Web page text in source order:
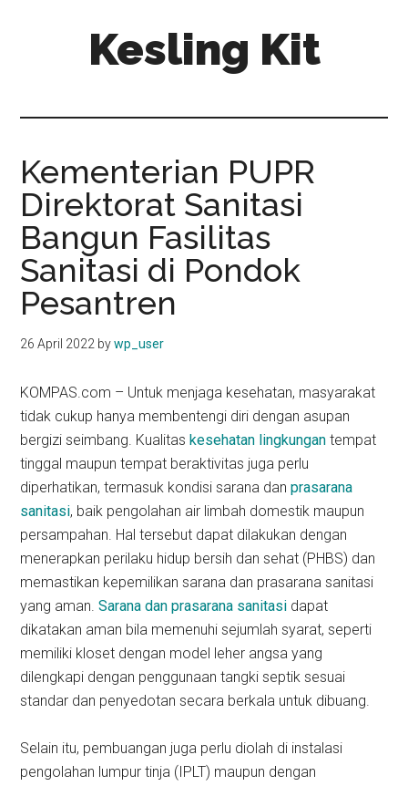
Kesling Kit
Kementerian PUPR
Direktorat Sanitasi
Bangun Fasilitas
Sanitasi di Pondok
Pesantren
26 April 2022 bywp_user
KOMPAS.com – Untuk menjaga kesehatan, masyarakat
tidak cukup hanya membentengi diri dengan asupan
bergizi seimbang. Kualitaskesehatan lingkungan tempat
tinggal maupun tempat beraktivitas juga perlu
diperhatikan, termasuk kondisi sarana danprasarana
sanitasi, baik pengolahan air limbah domestik maupun
persampahan. Hal tersebut dapat dilakukan dengan
menerapkan perilaku hidup bersih dan sehat (PHBS) dan
memastikan kepemilikan sarana dan prasarana sanitasi
yang aman.Sarana dan prasarana sanitasi dapat
dikatakan aman bila memenuhi sejumlah syarat, seperti
memiliki kloset dengan model leher angsa yang
dilengkapi dengan penggunaan tangki septik sesuai
standar dan penyedotan secara berkala untuk dibuang.
Selain itu, pembuangan juga perlu diolah di instalasi
pengolahan lumpur tinja (IPLT) maupun dengan